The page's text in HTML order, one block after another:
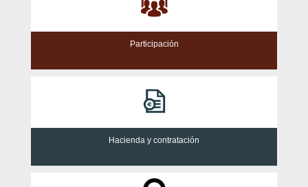
Participación
Hacienda y contratación